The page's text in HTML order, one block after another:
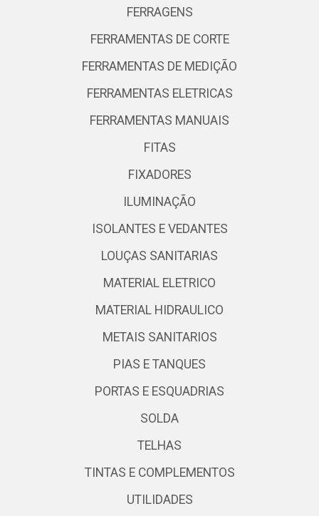
FERRAGENS
FERRAMENTAS DE CORTE
FERRAMENTAS DE MEDIÇÃO
FERRAMENTAS ELETRICAS
FERRAMENTAS MANUAIS
FITAS
FIXADORES
ILUMINAÇÃO
ISOLANTES E VEDANTES
LOUÇAS SANITARIAS
MATERIAL ELETRICO
MATERIAL HIDRAULICO
METAIS SANITARIOS
PIAS E TANQUES
PORTAS E ESQUADRIAS
SOLDA
TELHAS
TINTAS E COMPLEMENTOS
UTILIDADES